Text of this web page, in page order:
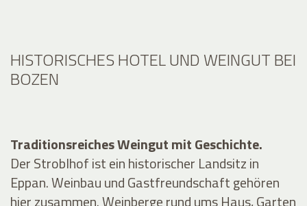
HISTORISCHES HOTEL UND WEINGUT BEI
BOZEN
Traditionsreiches Weingut mit Geschichte.
Der Stroblhof ist ein historischer Landsitz in
Eppan. Weinbau und Gastfreundschaft gehören
hier zusammen. Weinberge rund ums Haus, Garten